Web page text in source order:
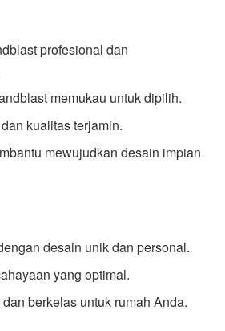
profesional dan
memukau untuk dipilih.
kualitas terjamin.
mewujudkan desain impian
desain unik dan personal.
yang optimal.
berkelas untuk rumah Anda.